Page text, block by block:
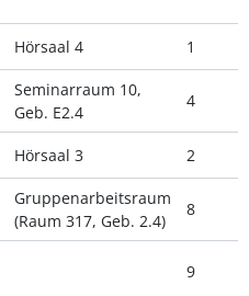
Hörsaal 4 1
Seminarraum 10,
Geb. E2.4
4
Hörsaal 3 2
Gruppenarbeitsraum
(Raum 317, Geb. 2.4)
8
9